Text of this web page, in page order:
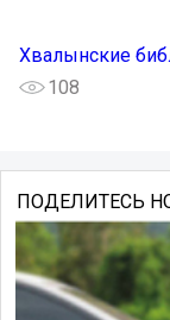
Хвалынские
108
ПОДЕЛИТЕСЬ